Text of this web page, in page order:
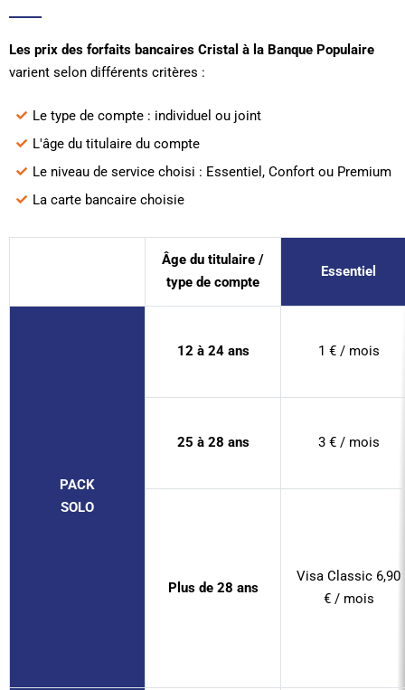
Les prix des forfaits bancaires Cristal à la Banque Populaire
varient selon différents critères :
Le type de compte : individuel ou joint
L'âge du titulaire du compte
Le niveau de service choisi : Essentiel, Confort ou Premium
La carte bancaire choisie
Âge du titulaire /
type de compte
Essentiel
PACK
SOLO
12 à 24 ans 1 € / mois
25 à 28 ans 3 € / mois
Plus de 28 ans
Visa Classic 6,90
€ / mois